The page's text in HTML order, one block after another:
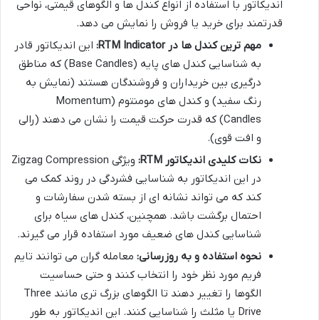
اندیکاتور با استفاده از انواع کندل ها و الگوهای قیمتی، نواحی
قدرتمند برای خرید یا فروش را نمایش می دهد.
مهم ترین کندل ها در RTM Indicator:
این اندیکاتور قادر
به شناسایی کندل های پایه (Base Candles) که مناطق
درگیری بین خریداران و فروشندگان هستند (نمایش به
رنگ سفید) و کندل های مومنتوم (Momentum
Candles) که قدرت حرکت قیمت را نشان می دهند (رالی
و افت قوی).
نکات کلیدی اندیکاتور RTM:
ویژگی Zigzag Compression
در این اندیکاتور به شناسایی فشردگی در روند کمک می
کند که می تواند نشانه ای از بسته شدن سفارشات و
احتمال برگشت باشد. همچنین، کندل های سیاه برای
شناسایی کندل های ضعیف مورد استفاده قرار می گیرند.
نحوه استفاده و به روزرسانی: معامله گران می توانند تایم
فریم مورد نظر خود را انتخاب کنند و حتی حساسیت
الگوها را تغییر دهند تا الگوهای بزرگ تری مانند Three
Drive یا مثلث را شناسایی کنند. این اندیکاتور به طور